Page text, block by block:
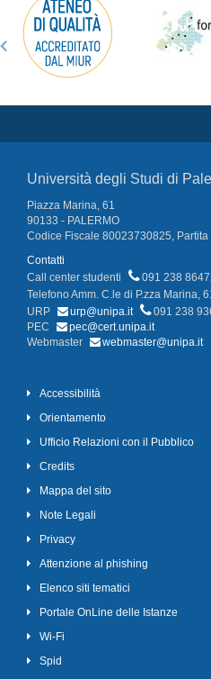
Università degli Studi di
Piazza Marina, 61
90133 - PALERMO
Codice Fiscale 80023730825, Partita
Contatti
Call center studenti
091 238
Telefono Amm. C.le di P.zza Marina,
URP
urp@unipa.it
091 238
PEC
pec@cert.unipa.it
Webmaster
webmaster@unipa.it
Accessibilità
Orientamento
Ufficio Relazioni con il Pubblico
Credits
Mappa del sito
Note Legali
Privacy
Attenzione al phishing
Elenco siti tematici
Portale OnLine delle Istanze
Wi-Fi
Spid